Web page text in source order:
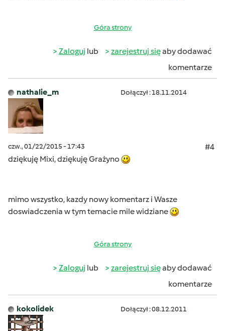
Góra strony
Zaloguj lub zarejestruj sięaby dodawać
komentarze
nathalie_m Dołączył : 18.11.2014
czw., 01/22/2015 - 17:43
#4
dziękuję Mixi, dziękuję Grażyno
mimo wszystko, kazdy nowy komentarz i Wasze
doswiadczenia w tym temacie mile widziane
Góra strony
Zaloguj lub zarejestruj sięaby dodawać
komentarze
kokolidek Dołączył : 08.12.2011